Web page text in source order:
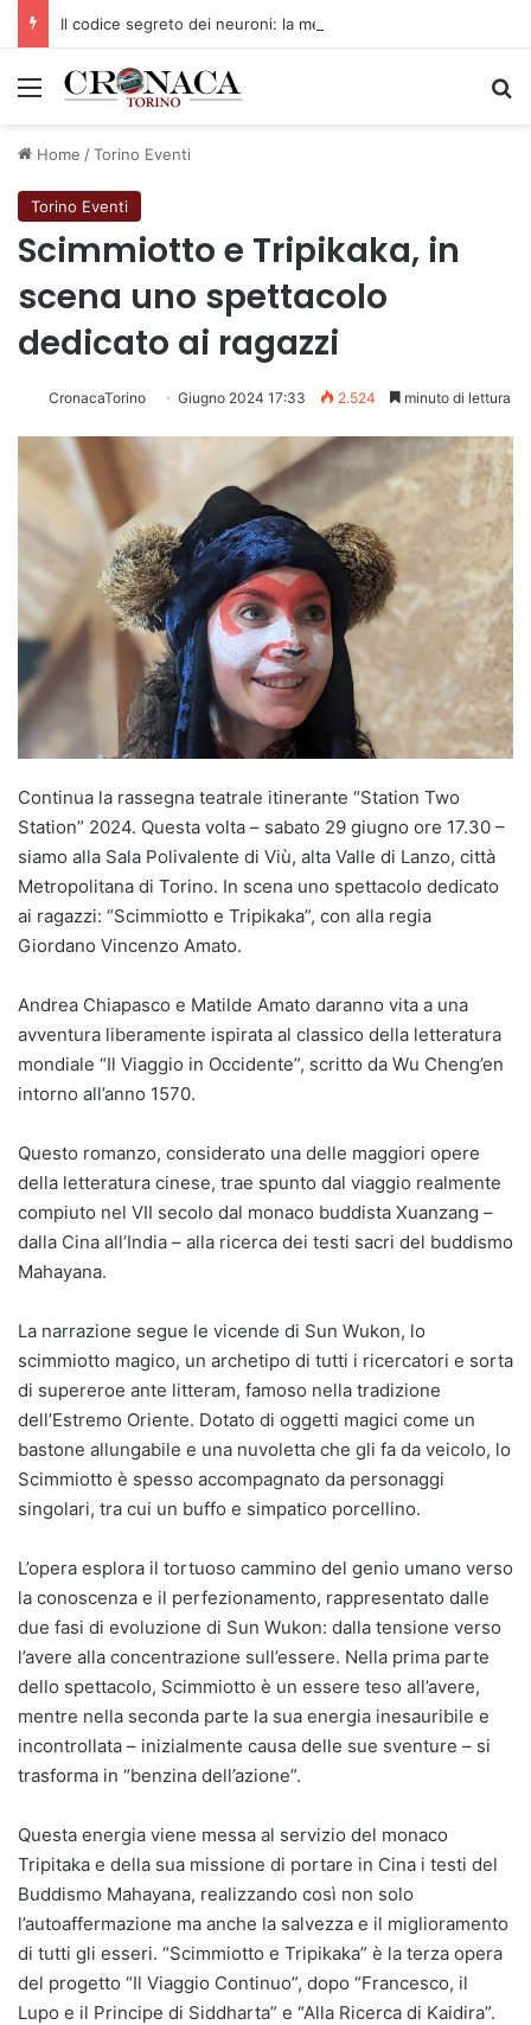
Menu
Home /Torino Eventi
Torino Eventi
Scimmiotto e Tripikaka, in
scena uno spettacolo
dedicato ai ragazzi
CronacaTorino Giugno 2024 17:33 2.524 minuto di lettura
Continua la rassegna teatrale itinerante “Station Two
Station” 2024. Questa volta – sabato 29 giugno ore 17.30 –
siamo alla Sala Polivalente di Viù, alta Valle di Lanzo, città
Metropolitana di Torino. In scena uno spettacolo dedicato
ai ragazzi: “Scimmiotto e Tripikaka”, con alla regia
Giordano Vincenzo Amato.
Andrea Chiapasco e Matilde Amato daranno vita a una
avventura liberamente ispirata al classico della letteratura
mondiale “Il Viaggio in Occidente”, scritto da Wu Cheng’en
intorno all’anno 1570.
Questo romanzo, considerato una delle maggiori opere
della letteratura cinese, trae spunto dal viaggio realmente
compiuto nel VII secolo dal monaco buddista Xuanzang –
dalla Cina all’India – alla ricerca dei testi sacri del buddismo
Mahayana.
La narrazione segue le vicende di Sun Wukon, lo
scimmiotto magico, un archetipo di tutti i ricercatori e sorta
di supereroe ante litteram, famoso nella tradizione
dell’Estremo Oriente. Dotato di oggetti magici come un
bastone allungabile e una nuvoletta che gli fa da veicolo, lo
Scimmiotto è spesso accompagnato da personaggi
singolari, tra cui un buffo e simpatico porcellino.
L’opera esplora il tortuoso cammino del genio umano verso
la conoscenza e il perfezionamento, rappresentato dalle
due fasi di evoluzione di Sun Wukon: dalla tensione verso
l’avere alla concentrazione sull’essere. Nella prima parte
dello spettacolo, Scimmiotto è un essere teso all’avere,
mentre nella seconda parte la sua energia inesauribile e
incontrollata – inizialmente causa delle sue sventure – si
trasforma in “benzina dell’azione”.
Questa energia viene messa al servizio del monaco
Tripitaka e della sua missione di portare in Cina i testi del
Buddismo Mahayana, realizzando così non solo
l’autoaffermazione ma anche la salvezza e il miglioramento
di tutti gli esseri. “Scimmiotto e Tripikaka” è la terza opera
del progetto “Il Viaggio Continuo”, dopo “Francesco, il
Lupo e il Principe di Siddharta” e “Alla Ricerca di Kaidira”.